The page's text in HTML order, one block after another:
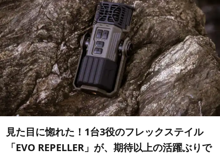
見た目に惚れた！1台3役のフレックステイル
「EVO REPELLER」が、期待以上の活躍ぶりで